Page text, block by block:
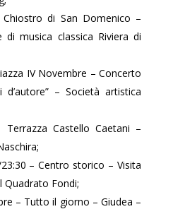
di San Domenico –
di musica classica Riviera di
IV Novembre – Concerto
d’autore” – Società artistica
Castello Caetani –
– Centro storico – Visita
Quadrato Fondi;
– Tutto il giorno – Giudea –